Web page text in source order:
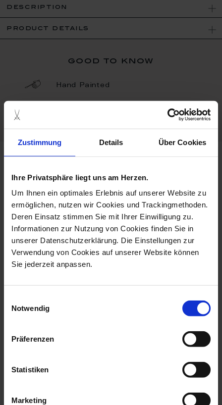
Zustimmung Details Über Cookies
Ihre Privatsphäre liegt uns am Herzen.
Um Ihnen ein optimales Erlebnis auf unserer Website zu
ermöglichen, nutzen wir Cookies und Trackingmethoden.
Deren Einsatz stimmen Sie mit Ihrer Einwilligung zu.
Informationen zur Nutzung von Cookies finden Sie in
unserer Datenschutzerklärung. Die Einstellungen zur
Verwendung von Cookies auf unserer Website können
Sie jederzeit anpassen.
Notwendig
Präferenzen
Statistiken
Marketing
description
product details
good to know
Hand Painted
pendants collection
Pendant Butterfly, White,
Pendant Elephant Blanket
we think you’ll like these